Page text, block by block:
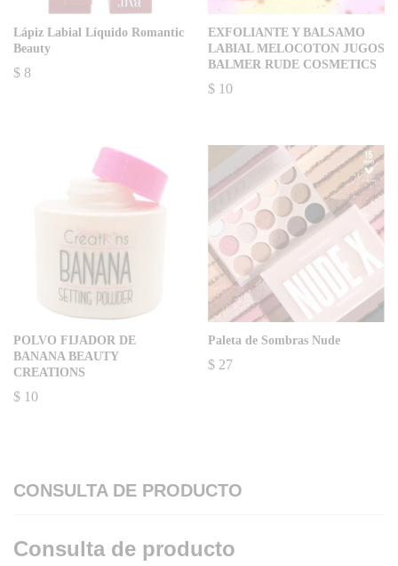
Lápiz Labial Líquido Romantic
Beauty
$ 8
EXFOLIANTE Y BALSAMO
LABIAL MELOCOTON JUGOS
BALMER RUDE COSMETICS
$ 10
POLVO FIJADOR DE
BANANA BEAUTY
CREATIONS
$ 10
Paleta de Sombras Nude
$ 27
CONSULTA DE PRODUCTO
Consulta de producto